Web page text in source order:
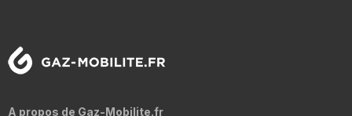
A propos de Gaz-Mobilite.fr